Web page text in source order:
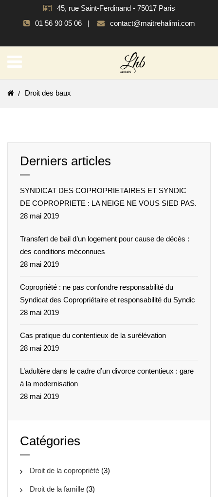
45, rue Saint-Ferdinand - 75017 Paris
01 56 90 05 06
contact@maitrehalimi.com
Droit des baux
Derniers articles
SYNDICAT DES COPROPRIETAIRES ET SYNDIC
DE COPROPRIETE : LA NEIGE NE VOUS SIED PAS.
28 mai 2019
Transfert de bail d’un logement pour cause de décès :
des conditions méconnues
28 mai 2019
Copropriété : ne pas confondre responsabilité du
Syndicat des Copropriétaire et responsabilité du Syndic
28 mai 2019
Cas pratique du contentieux de la surélévation
28 mai 2019
L’adultère dans le cadre d’un divorce contentieux : gare
à la modernisation
28 mai 2019
Catégories
Droit de la copropriété (3)
Droit de la famille (3)